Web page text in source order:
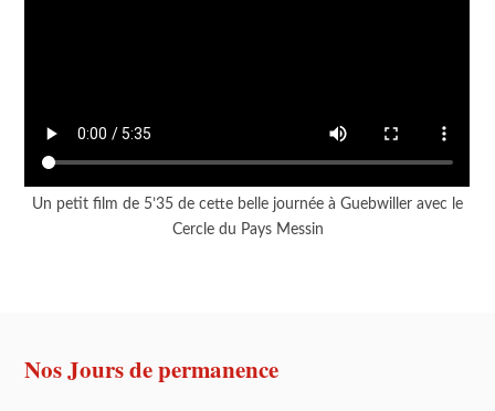
Un petit film de 5’35 de cette belle journée à Guebwiller avec le
Cercle du Pays Messin
Nos Jours de permanence